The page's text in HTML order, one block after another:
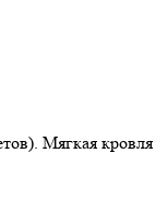
Мягкая